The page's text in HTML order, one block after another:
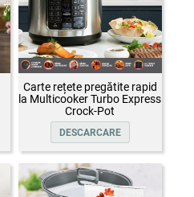
Carte rețete pregătite rapid
la Multicooker Turbo Express
Crock-Pot
DESCARCARE